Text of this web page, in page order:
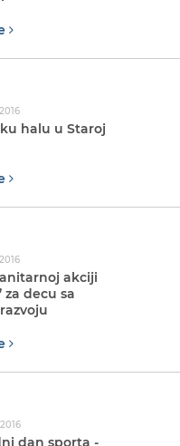
halu u Staroj
akciji
za decu sa
dan sporta -